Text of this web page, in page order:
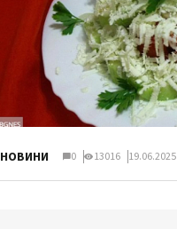
НОВИНИ 0 13016 19.06.2025